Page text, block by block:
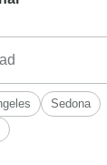
Sedona